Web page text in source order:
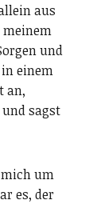
aus
und
einem
an,
sagst
um
es, der